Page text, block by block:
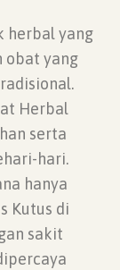
herbal yang
obat yang
Herbal
serta
hari.
hanya
Kutus di
sakit